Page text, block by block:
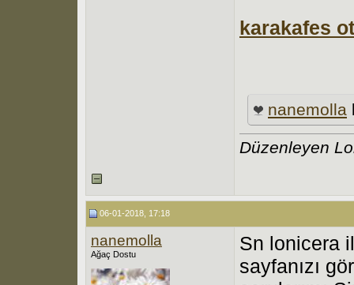
karakafes
nanemolla
Düzenleyen
06-01-2018, 17:18
nanemolla
Ağaç Dostu
Sn lonicera
sayfanızı